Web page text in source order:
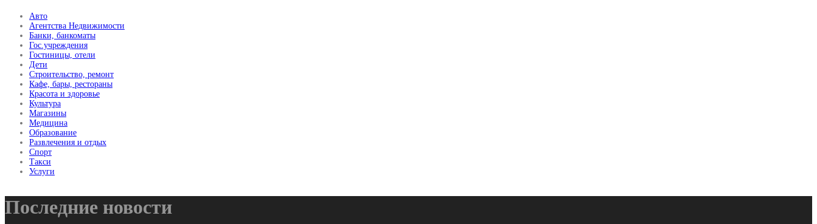
Авто
Агентства Недвижимости
Банки, банкоматы
Гос.учреждения
Гостиницы, отели
Дети
Строительство, ремонт
Кафе, бары, рестораны
Красота и здоровье
Культура
Магазины
Медицина
Образование
Развлечения и отдых
Спорт
Такси
Услуги
Последние новости